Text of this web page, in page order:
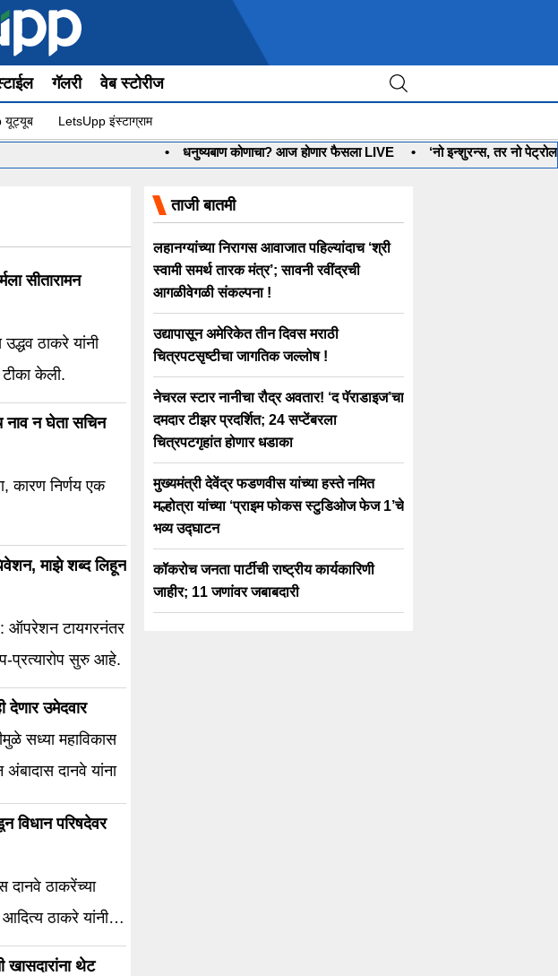
गॅलरी वेब स्टोरीज
यूट्यूब LetsUpp इंस्टाग्राम
धनुष्यबाण कोणाचा? आज होणार फैसला LIVE • ‘नो इन्शुरन्स, तर नो पेट्रोल’
सीतारामन
ठाकरे यांनी
टीका केली.
नाव न घेता सचिन
कारण निर्णय एक
माझे शब्द लिहून
टायगरनंतर
प्रत्यारोप सुरु आहे.
देणार उमेदवार
सध्या महाविकास
दानवे यांना
विधान परिषदेवर
ठाकरेंच्या
ठाकरे यांनी
खासदारांना थेट
ताजी बातमी
लहानग्यांच्या निरागस आवाजात पहिल्यांदाच ‘श्री
स्वामी समर्थ तारक मंत्र’; सावनी रवींद्रची
आगळीवेगळी संकल्पना !
उद्यापासून अमेरिकेत तीन दिवस मराठी
चित्रपटसृष्टीचा जागतिक जल्लोष !
नेचरल स्टार नानीचा रौद्र अवतार! ‘द पॅराडाइज’चा
दमदार टीझर प्रदर्शित; 24 सप्टेंबरला
चित्रपटगृहांत होणार धडाका
मुख्यमंत्री देवेंद्र फडणवीस यांच्या हस्ते नमित
मल्होत्रा यांच्या ‘प्राइम फोकस स्टुडिओज फेज 1’चे
भव्य उद्घाटन
कॉकरोच जनता पार्टीची राष्ट्रीय कार्यकारिणी
जाहीर; 11 जणांवर जबाबदारी